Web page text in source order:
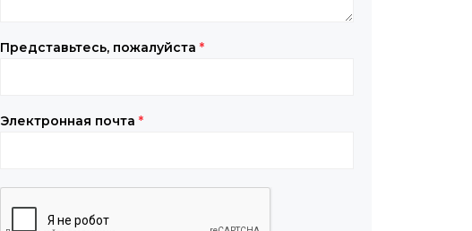
Представьтесь, пожалуйста *
Электронная почта *